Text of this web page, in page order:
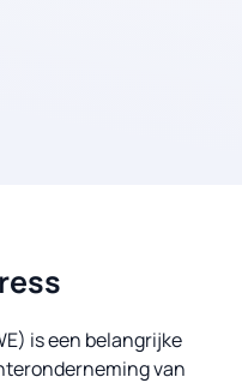
is een belangrijke
van